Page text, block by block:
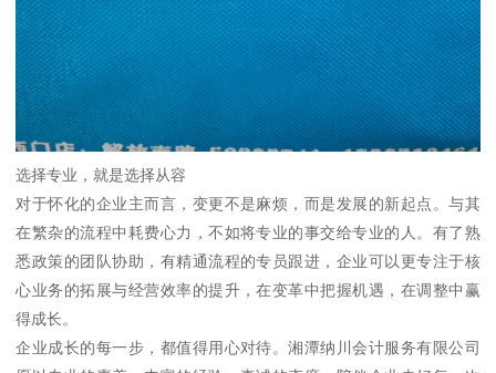
选择专业，就是选择从容
对于怀化的企业主而言，变更不是麻烦，而是发展的新起点。与其
在繁杂的流程中耗费心力，不如将专业的事交给专业的人。有了熟
悉政策的团队协助，有精通流程的专员跟进，企业可以更专注于核
心业务的拓展与经营效率的提升，在变革中把握机遇，在调整中赢
得成长。
企业成长的每一步，都值得用心对待。湘潭纳川会计服务有限公司